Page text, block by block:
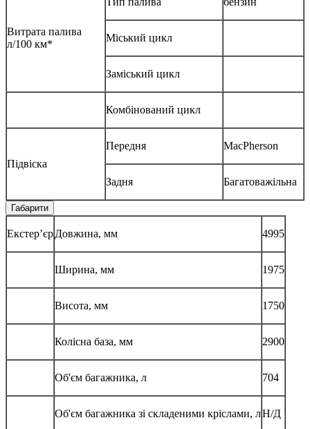
Витрата палива
л/100 км*
Міський цикл
Заміський цикл
Комбінований цикл
Підвіска
Передня MacPherson
Задня Багатоважільна
Габарити
Екстер’єрДовжина, мм 4995
Ширина, мм 1975
Висота, мм 1750
Колісна база, мм 2900
Об'єм багажника, л 704
Об'єм багажника зі складеними кріслами, лН/Д